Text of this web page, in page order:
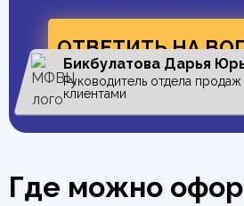
ОТВЕТИТЬ НА
Бикбулатова Дарья
Руководитель отдела
клиентами
Где можно